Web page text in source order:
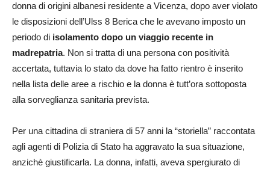
donna di origini albanesi residente a Vicenza, dopo aver violato
le disposizioni dell’Ulss 8 Berica che le avevano imposto un
periodo di isolamento dopo un viaggio recente in
madrepatria. Non si tratta di una persona con positività
accertata, tuttavia lo stato da dove ha fatto rientro è inserito
nella lista delle aree a rischio e la donna è tutt’ora sottoposta
alla sorveglianza sanitaria prevista.
Per una cittadina di straniera di 57 anni la “storiella” raccontata
agli agenti di Polizia di Stato ha aggravato la sua situazione,
anzichè giustificarla. La donna, infatti, aveva spergiurato di